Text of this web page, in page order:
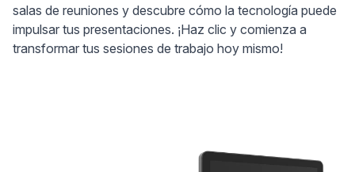
salas de reuniones y descubre cómo la tecnología puede
impulsar tus presentaciones. ¡Haz clic y comienza a
transformar tus sesiones de trabajo hoy mismo!